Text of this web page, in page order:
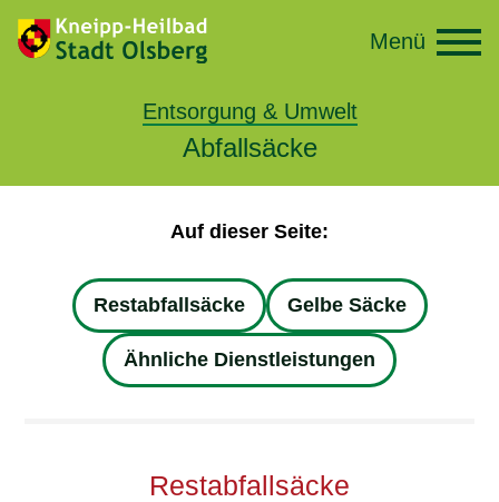
Entsorgung & Umwelt
Abfallsäcke
Menü
Auf dieser Seite:
Restabfallsäcke Gelbe Säcke
Ähnliche Dienstleistungen
Restabfallsäcke